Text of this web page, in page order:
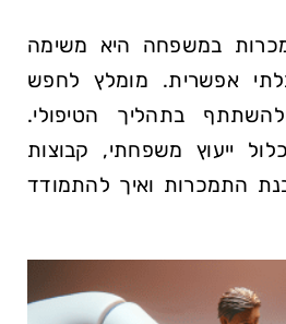
במשפחה היא משימה
אפשרית. מומלץ לחפש
בתהליך הטיפולי.
ייעוץ משפחתי, קבוצות
התמכרות ואיך להתמודד